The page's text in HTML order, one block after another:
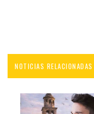
NOTICIAS RELACIONADAS